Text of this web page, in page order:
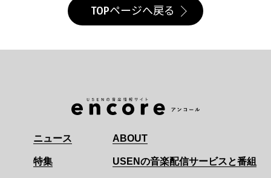
TOPページへ戻る
ニュース
特集
ABOUT
USENの音楽配信サービスと番組